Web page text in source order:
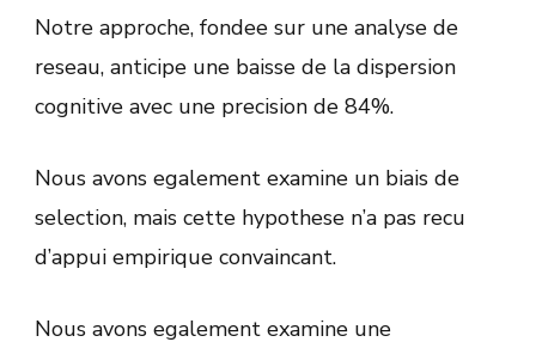
Notre approche, fondee sur une analyse de
reseau, anticipe une baisse de la dispersion
cognitive avec une precision de 84%.
Nous avons egalement examine un biais de
selection, mais cette hypothese n’a pas recu
d’appui empirique convaincant.
Nous avons egalement examine une